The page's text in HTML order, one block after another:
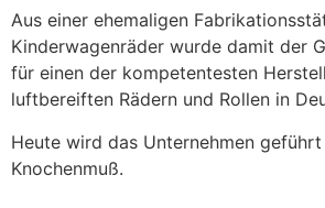
Aus einer ehemaligen
Kinderwagenräder wurde damit der
für einen der kompetentesten
luftbereiften Rädern und Rollen in
Heute wird das Unternehmen
Knochenmuß.